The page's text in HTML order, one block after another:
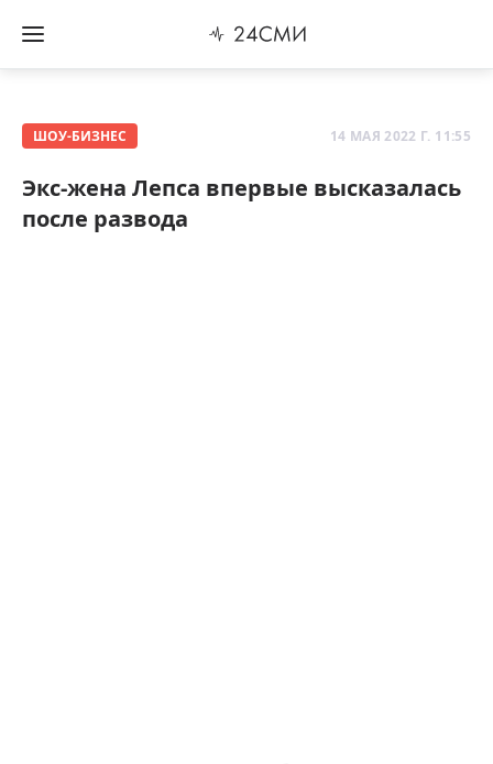
ШОУ-БИЗНЕС 14 МАЯ 2022 Г. 11:55
Экс-жена Лепса впервые высказалась
после развода